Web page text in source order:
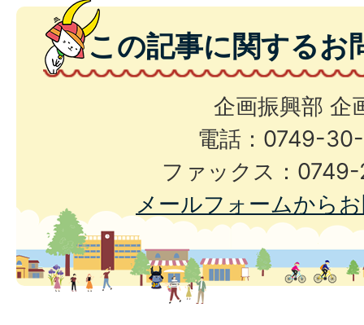
この記事に関するお
企画振興部 企
電話：0749-
ファックス：
メールフォームから